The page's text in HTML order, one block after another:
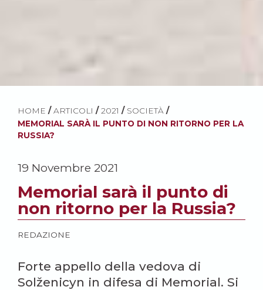
HOME / ARTICOLI / 2021 / SOCIETÀ /
MEMORIAL SARÀ IL PUNTO DI NON RITORNO PER LA
RUSSIA?
19 Novembre 2021
Memorial sarà il punto di
non ritorno per la Russia?
REDAZIONE
Forte appello della vedova di
Solženicyn in difesa di Memorial. Si